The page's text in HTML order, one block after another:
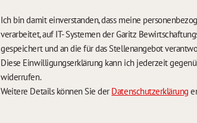
Ich bin damit einverstanden, dass meine
verarbeitet, auf IT- Systemen der Garitz
gespeichert und an die für das Stellenangebot
Diese Einwilligungserklärung kann ich jederzeit
widerrufen.
Weitere Details können Sie der Datenschutzerklärung